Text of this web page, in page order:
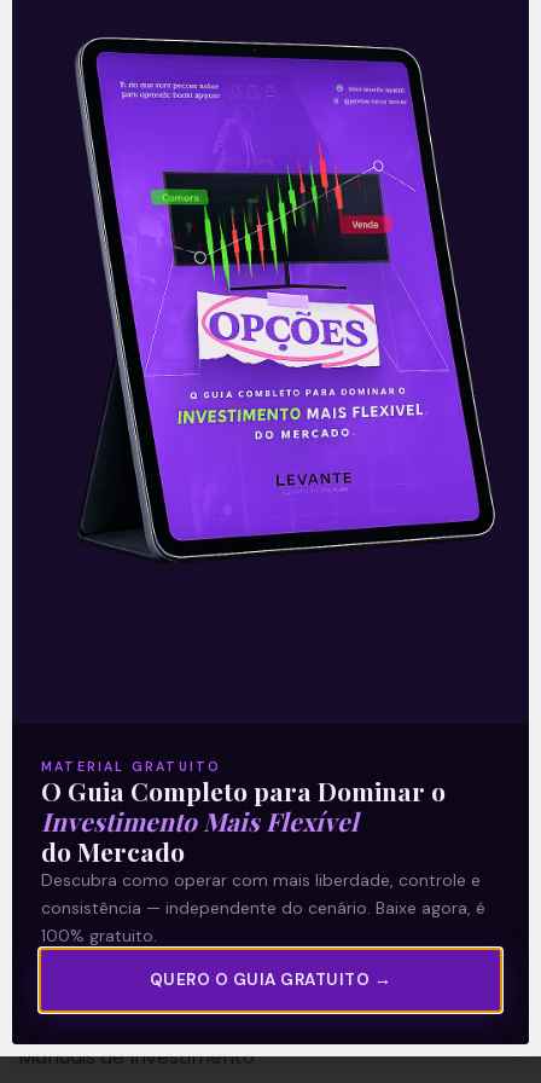
De vento em proa | Política
sem Aspas
É comum dizer que a vida está de “vento
em popa” quando todas as atividades e
objetivos vão confluindo e têm todas as
circunstâncias favoráveis.
Leia mais
20/08/2021
Termos e Condições
Política de Privacidade
Explore
Artigos
E Eu Com Isso?
Vídeos no Youtube
Manuais de Investimento
MATERIAL GRATUITO
O Guia Completo para Dominar o
Investimento Mais Flexível
do Mercado
Descubra como operar com mais liberdade, controle e
consistência — independente do cenário. Baixe agora, é
100% gratuito.
QUERO O GUIA GRATUITO →